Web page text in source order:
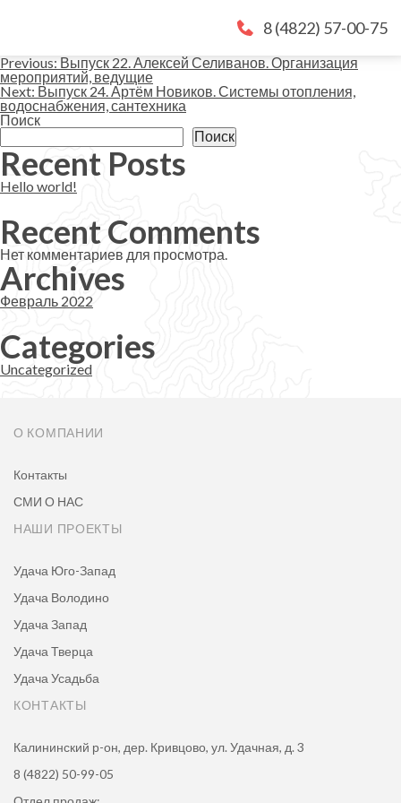
8 (4822) 57-00-75
Навигация
по
записям
Previous: Выпуск 22. Алексей Селиванов. Организация
мероприятий, ведущие
Next: Выпуск 24. Артём Новиков. Системы отопления,
водоснабжения, сантехника
Поиск
Поиск
Recent Posts
Hello world!
Recent Comments
Нет комментариев для просмотра.
Archives
Февраль 2022
Categories
Uncategorized
О КОМПАНИИ
Контакты
СМИ О НАС
НАШИ ПРОЕКТЫ
Удача Юго-Запад
Удача Володино
Удача Запад
Удача Тверца
Удача Усадьба
КОНТАКТЫ
Калининский р-он, дер. Кривцово, ул. Удачная, д. 3
8 (4822) 50-99-05